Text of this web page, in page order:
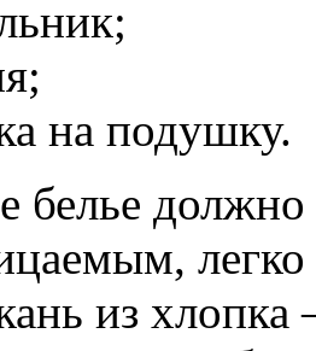
на подушку.
белье
из